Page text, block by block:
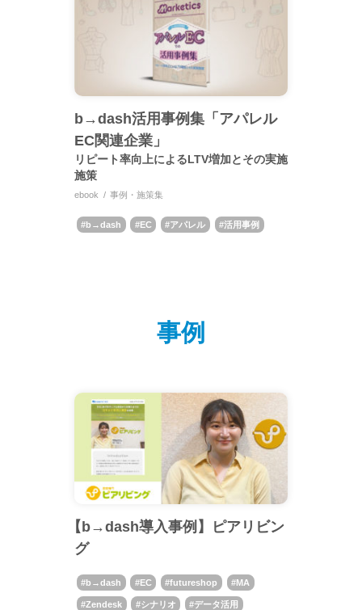
b→dash活用事例集「アパレル
EC関連企業」
リピート率向上によるLTV増加とその実施
施策
ebook 事例・施策集
b→dash EC アパレル 活用事例
事例
【b→dash導入事例】ピアリビン
グ
b→dash EC futureshop MA
Zendesk シナリオ データ活用